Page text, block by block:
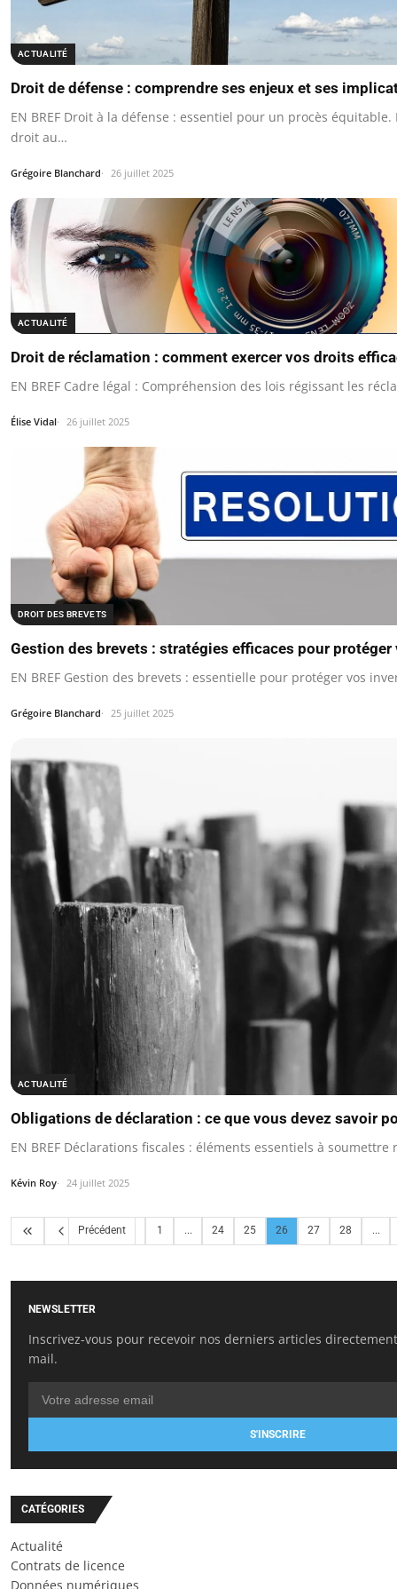
ACTUALITÉ
Droit de défense : comprendre ses enjeux et ses
EN BREF Droit à la défense : essentiel pour un procès
droit au…
Grégoire Blanchard 26 juillet 2025
ACTUALITÉ
Droit de réclamation : comment exercer vos droits
EN BREF Cadre légal : Compréhension des lois régissant les
Élise Vidal 26 juillet 2025
DROIT DES BREVETS
Gestion des brevets : stratégies efficaces pour
EN BREF Gestion des brevets : essentielle pour protéger vos
Grégoire Blanchard 25 juillet 2025
ACTUALITÉ
Obligations de déclaration : ce que vous devez savoir
EN BREF Déclarations fiscales : éléments essentiels à
Kévin Roy 24 juillet 2025
Précédent 1 ... 24 25 26 27 28 ...
NEWSLETTER
Inscrivez-vous pour recevoir nos derniers articles
mail.
S'INSCRIRE
CATÉGORIES
Actualité
Contrats de licence
Données numériques